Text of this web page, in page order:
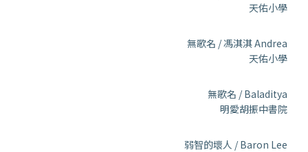
天佑小學
無歌名 / 馮淇淇 Andrea
天佑小學
無歌名 / Baladitya
明愛胡振中書院
弱智的壞人 / Baron Lee